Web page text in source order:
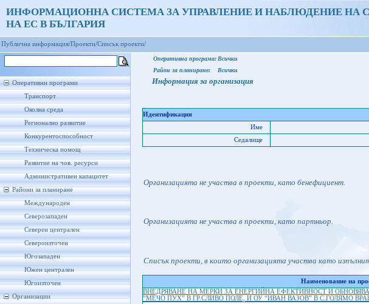
ИНФОРМАЦИОННА СИСТЕМА ЗА УПРАВЛЕНИЕ И НАБЛЮДЕНИЕ НА
НА ЕС В БЪЛГАРИЯ
Публична информация/Проекти/Списък проекти/
Оперативни програми
Транспорт
Околна среда
Регионално развитие
Конкурентоспособност
Техническа помощ
Развитие на чов. ресурси
Административен капацитет
Райони за планиране
Международен
Северозападен
Северен централен
Североизточен
Югозападен
Южен централен
Югоизточен
Организации
Оперативна програма: Всички
Район за планиране:
Всички
Информация за организация
Идентификация
Име
Седалище
Организацията не участва в проекти, като бенефициент.
Организацията не участва в проекти, като партньор.
Списък проекти, в които организацията участва като
Наименование на
ВНЕДРЯВАНЕ НА МЕРКИ ЗА ЕНЕРГИЙНА ЕФЕКТИВНОСТ И
“МЕЧО ПУХ” В ГР.СЛИВО ПОЛЕ, И ОУ “ИВАН ВАЗОВ” В С.ГОЛЯМО